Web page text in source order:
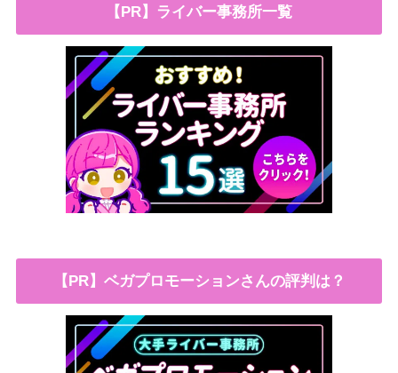
【PR】ライバー事務所一覧
【PR】ベガプロモーションさんの評判は？